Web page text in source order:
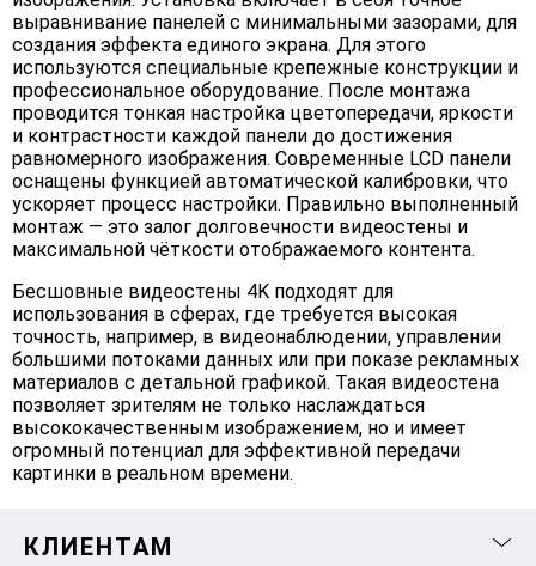
выравнивание панелей с минимальными зазорами, для
создания эффекта единого экрана. Для этого
используются специальные крепежные конструкции и
профессиональное оборудование. После монтажа
проводится тонкая настройка цветопередачи, яркости
и контрастности каждой панели до достижения
равномерного изображения. Современные LCD панели
оснащены функцией автоматической калибровки, что
ускоряет процесс настройки. Правильно выполненный
монтаж — это залог долговечности видеостены и
максимальной чёткости отображаемого контента.
Бесшовные видеостены 4K подходят для
использования в сферах, где требуется высокая
точность, например, в видеонаблюдении, управлении
большими потоками данных или при показе рекламных
материалов с детальной графикой. Такая видеостена
позволяет зрителям не только наслаждаться
высококачественным изображением, но и имеет
огромный потенциал для эффективной передачи
картинки в реальном времени.
КЛИЕНТАМ